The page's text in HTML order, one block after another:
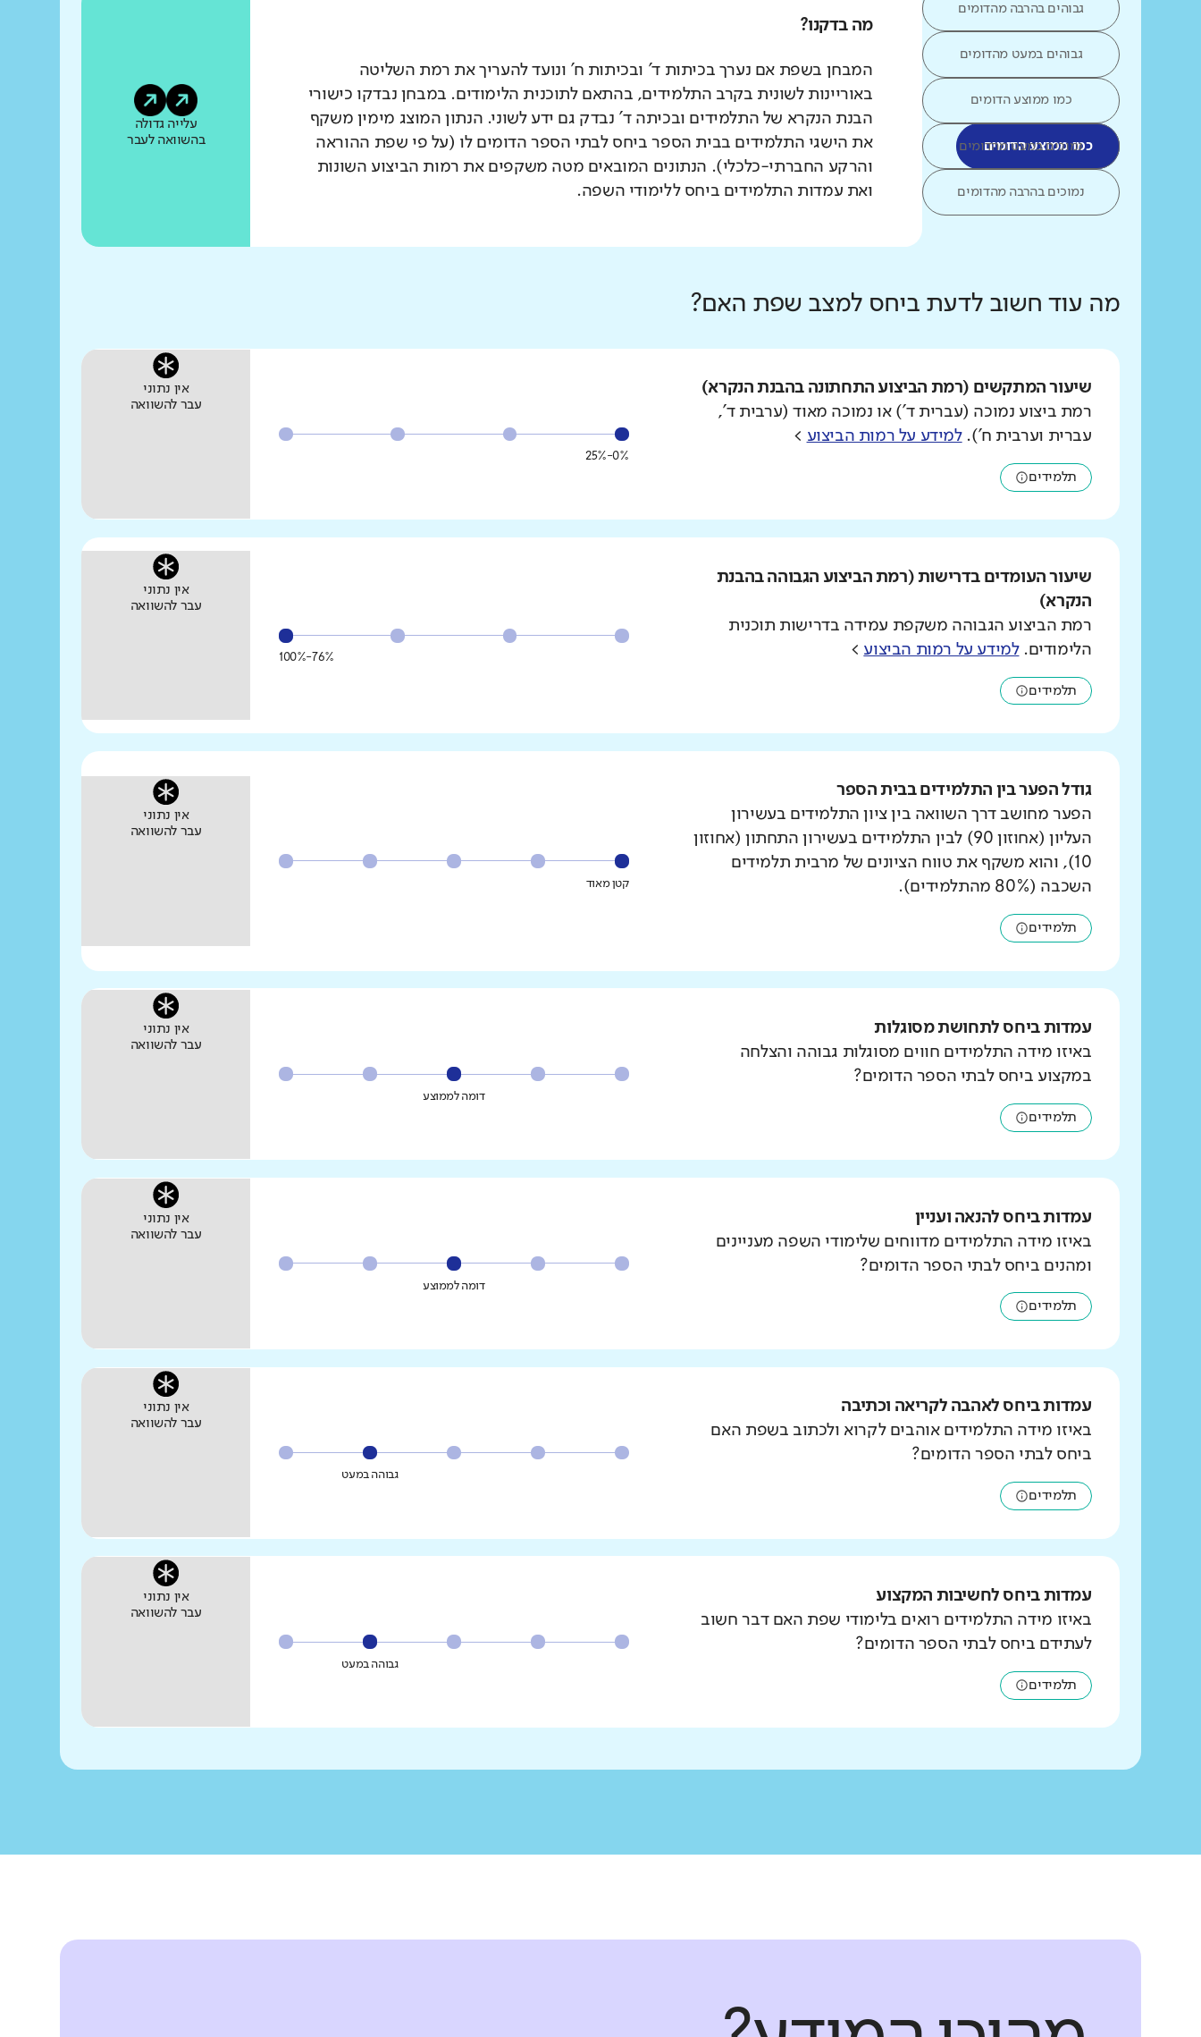
גבוהים בהרבה מהדומים
גבוהים במעט מהדומים
כמו ממוצע הדומים
כמו ממוצע הדומים
נמוכים במעט מהדומים
נמוכים בהרבה מהדומים
מה בדקנו?
המבחן בשפת אם נערך בכיתות ד' ובכיתות ח' ונועד להעריך את רמת השליטה
באוריינות לשונית בקרב התלמידים, בהתאם לתוכנית הלימודים. במבחן נבדקו כישורי
הבנת הנקרא של התלמידים ובכיתה ד' נבדק גם ידע לשוני. הנתון המוצג מימין משקף
את הישגי התלמידים בבית הספר ביחס לבתי הספר הדומים לו (על פי שפת ההוראה
והרקע החברתי-כלכלי). הנתונים המובאים מטה משקפים את רמות הביצוע השונות
ואת עמדות התלמידים ביחס ללימודי השפה.
עלייה גדולה
בהשוואה לעבר
מה עוד חשוב לדעת ביחס למצב שפת האם?
שיעור המתקשים (רמת הביצוע התחתונה בהבנת הנקרא)
רמת ביצוע נמוכה (עברית ד') או נמוכה מאוד (ערבית ד',
עברית וערבית ח').למידע על רמות הביצוע >
תלמידים
0%-25%
אין נתוני
עבר להשוואה
שיעור העומדים בדרישות (רמת הביצוע הגבוהה בהבנת
הנקרא)
רמת הביצוע הגבוהה משקפת עמידה בדרישות תוכנית
הלימודים.למידע על רמות הביצוע >
תלמידים
76%-100%
אין נתוני
עבר להשוואה
גודל הפער בין התלמידים בבית הספר
הפער מחושב דרך השוואה בין ציון התלמידים בעשירון
העליון (אחוזון 90) לבין התלמידים בעשירון התחתון (אחוזון
10), והוא משקף את טווח הציונים של מרבית תלמידים
השכבה (80% מהתלמידים).
תלמידים
קטן מאוד
אין נתוני
עבר להשוואה
עמדות ביחס לתחושת מסוגלות
באיזו מידה התלמידים חווים מסוגלות גבוהה והצלחה
במקצוע ביחס לבתי הספר הדומים?
תלמידים
דומה לממוצע
אין נתוני
עבר להשוואה
עמדות ביחס להנאה ועניין
באיזו מידה התלמידים מדווחים שלימודי השפה מעניינים
ומהנים ביחס לבתי הספר הדומים?
תלמידים
דומה לממוצע
אין נתוני
עבר להשוואה
עמדות ביחס לאהבה לקריאה וכתיבה
באיזו מידה התלמידים אוהבים לקרוא ולכתוב בשפת האם
ביחס לבתי הספר הדומים?
תלמידים
גבוהה במעט
אין נתוני
עבר להשוואה
עמדות ביחס לחשיבות המקצוע
באיזו מידה התלמידים רואים בלימודי שפת האם דבר חשוב
לעתידם ביחס לבתי הספר הדומים?
תלמידים
גבוהה במעט
אין נתוני
עבר להשוואה